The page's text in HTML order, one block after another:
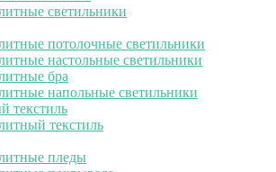
светильники
потолочные светильники
настольные светильники
бра
напольные светильники
текстиль
текстиль
пледы